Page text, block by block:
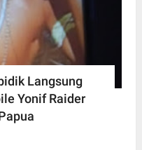
Langsung
Yonif Raider